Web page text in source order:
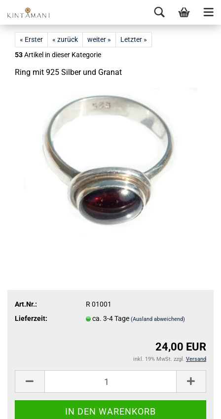
« Erster « zurück weiter »
Letzter »
53Artikel in dieser Kategorie
Ring mit 925 Sil­ber und Gra­nat
Art.Nr.:
R 01001
Lieferzeit:
ca. 3-4 Tage(Ausland abweichend)
24,00 EUR
inkl. 19% MwSt. zzgl. Versand